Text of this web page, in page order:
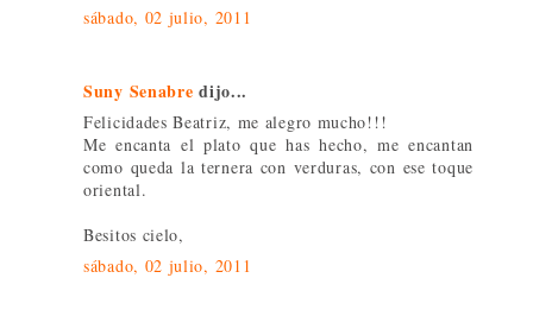
sábado, 02 julio, 2011
Suny Senabre dijo...
Felicidades Beatriz, me alegro mucho!!!
Me encanta el plato que has hecho, me encantan
como queda la ternera con verduras, con ese toque
oriental.
Besitos cielo,
sábado, 02 julio, 2011